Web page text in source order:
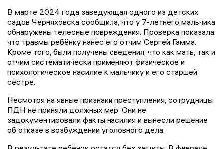
В марте 2024 года заведующая одного из детских
садов Черняховска сообщила, что у 7-летнего мальчика
обнаружены телесные повреждения. Проверка показала,
что травмы ребёнку нанёс его отчим Сергей Гамма.
Кроме того, были получены сведения, что как мать, так и
отчим систематически применяют физическое и
психологическое насилие к мальчику и его старшей
сестре.
Несмотря на явные признаки преступления, сотрудницы
ПДН не приняли должных мер. Они не
задокументировали факты насилия и вынесли решение
об отказе в возбуждении уголовного дела.